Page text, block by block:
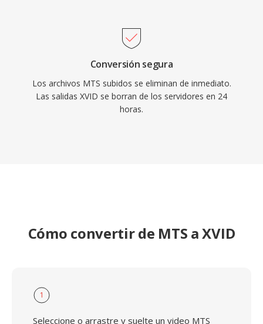
codificaciones, Xvid sigue en uso por
compatibilidad con hardware antiguo y en
colecciones de medios heredados.
Conversión segura
Los archivos MTS subidos se eliminan de inmediato.
Las salidas XVID se borran de los servidores en 24
horas.
Cómo convertir de MTS a XVID
1
Seleccione o arrastre y suelte un video MTS